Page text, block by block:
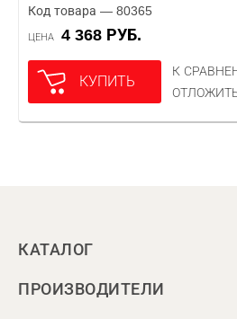
Код товара — 80365
ЦЕНА 4 368 РУБ.
КУПИТЬ
К
КАТАЛОГ
ПРОИЗВОДИТЕЛИ